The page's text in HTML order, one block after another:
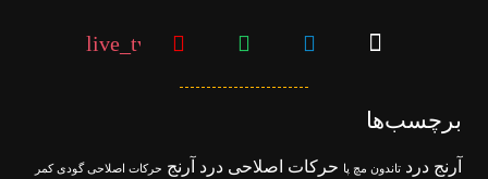
live_tv
برچسب‌ها
آرنج درد تاندون مچ پا حرکات اصلاحی درد آرنج حرکات اصلاحی گودی کمر